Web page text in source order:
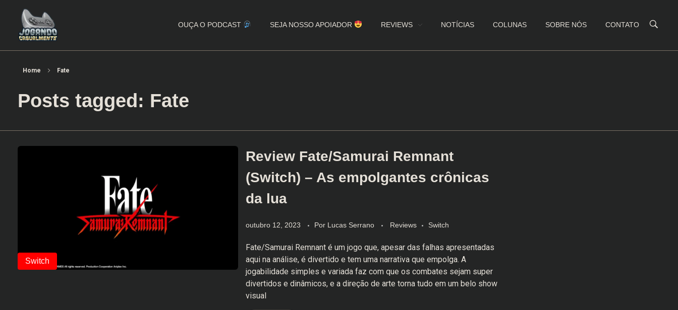
OUÇA O PODCAST SEJA NOSSO APOIADOR REVIEWS NOTÍCIAS COLUNAS SOBRE NÓS CONTATO
Home Fate
Posts tagged: Fate
Review Fate/Samurai Remnant
(Switch) – As empolgantes crônicas
da lua
outubro 12, 2023 Por Lucas Serrano Reviews Switch
Fate/Samurai Remnant é um jogo que, apesar das falhas apresentadas
aqui na análise, é divertido e tem uma narrativa que empolga. A
jogabilidade simples e variada faz com que os combates sejam super
divertidos e dinâmicos, e a direção de arte torna tudo em um belo show
visual